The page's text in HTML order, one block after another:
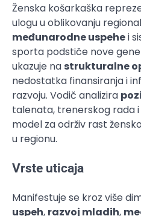
Ženska košarkaška
ulogu u oblikovanju
međunarodne uspehei
sporta podstiče nove
ukazuje na strukturalne
nedostatka finansiranja i
razvoju. Vodič analizira
talenata, trenerskog rada
model za održiv rast
u regionu.
Vrste uticaja
Manifestuje se kroz više
uspeh, razvoj mladih,